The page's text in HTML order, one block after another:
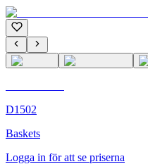
D1502
Baskets
Logga in för att se priserna